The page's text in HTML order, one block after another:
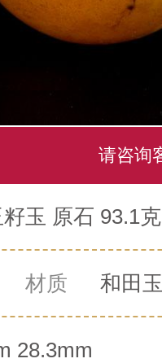
请咨询
玉 原石 93.1克
材质 和田
28.3mm